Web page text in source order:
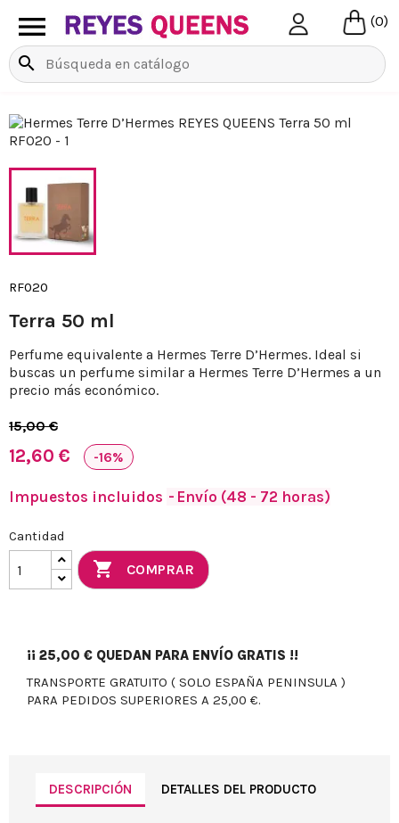
 (0)
search
RF020
Terra 50 ml
Perfume equivalente a Hermes Terre D’Hermes. Ideal si
buscas un perfume similar a Hermes Terre D’Hermes a un
precio más económico.
15,00 €
12,60 € -16%
Impuestos incluidos Envío (48 - 72 horas)
Cantidad
 COMPRAR
¡¡ 25,00 € QUEDAN PARA ENVÍO GRATIS !!
TRANSPORTE GRATUITO ( SOLO ESPAÑA PENINSULA )
PARA PEDIDOS SUPERIORES A 25,00 €.
DESCRIPCIÓN DETALLES DEL PRODUCTO